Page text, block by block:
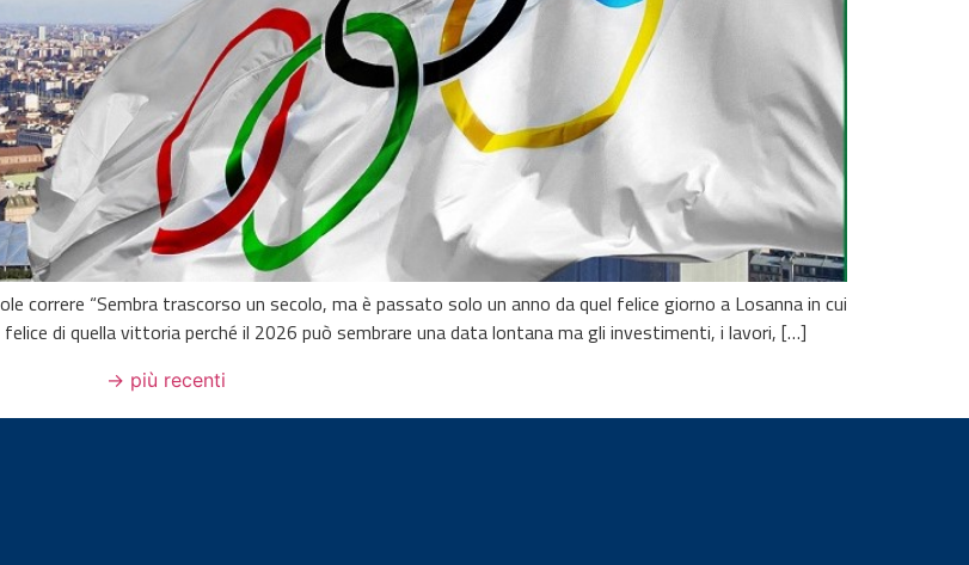
correre “Sembra trascorso un secolo, ma è passato solo un anno da quel felice giorno a Losanna in cui
di quella vittoria perché il 2026 può sembrare una data lontana ma gli investimenti, i lavori, […]
→ più recenti